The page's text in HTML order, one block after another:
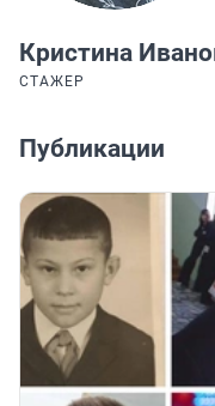
Кристина
СТАЖЕР
Публикации